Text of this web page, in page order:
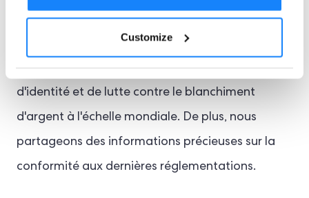
Customize
Abonnez-vous à ComplyCubeBulletin
d'information Trust Edition, Nous y explorons les
d'identité et de lutte contre le blanchiment
d'argent à l'échelle mondiale. De plus, nous
partageons des informations précieuses sur la
conformité aux dernières réglementations.